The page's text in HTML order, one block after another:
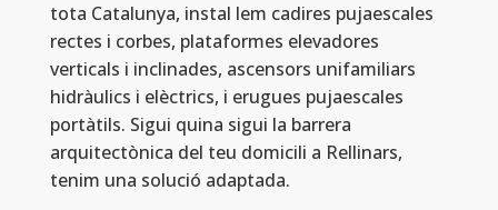
tota Catalunya, instal lem cadires pujaescales
rectes i corbes, plataformes elevadores
verticals i inclinades, ascensors unifamiliars
hidràulics i elèctrics, i erugues pujaescales
portàtils. Sigui quina sigui la barrera
arquitectònica del teu domicili a Rellinars,
tenim una solució adaptada.